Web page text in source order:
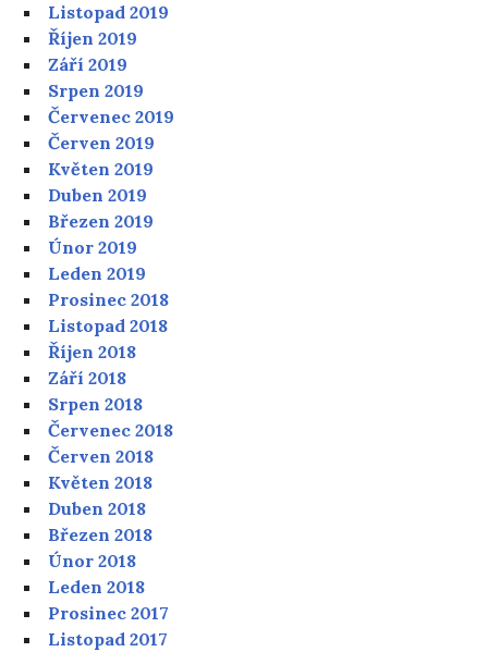
Listopad 2019
Říjen 2019
Září 2019
Srpen 2019
Červenec 2019
Červen 2019
Květen 2019
Duben 2019
Březen 2019
Únor 2019
Leden 2019
Prosinec 2018
Listopad 2018
Říjen 2018
Září 2018
Srpen 2018
Červenec 2018
Červen 2018
Květen 2018
Duben 2018
Březen 2018
Únor 2018
Leden 2018
Prosinec 2017
Listopad 2017